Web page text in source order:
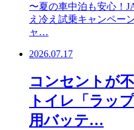
〜夏の車中泊も安心！
え冷え試乗キャンペー
ャ…
2026.07.17
コンセントが
トイレ「ラッ
用バッテ…